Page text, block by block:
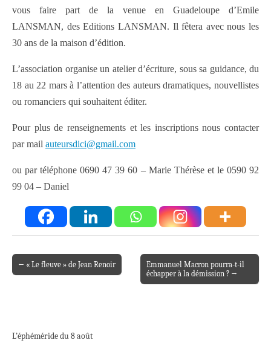
vous faire part de la venue en Guadeloupe d’Emile
LANSMAN, des Editions LANSMAN. Il fêtera avec nous les
30 ans de la maison d’édition.
L’association organise un atelier d’écriture, sous sa guidance, du
18 au 22 mars à l’attention des auteurs dramatiques, nouvellistes
ou romanciers qui souhaitent éditer.
Pour plus de renseignements et les inscriptions nous contacter
par mail auteursdici@gmail.com
ou par téléphone 0690 47 39 60 – Marie Thérèse et le 0590 92
99 04 – Daniel
Post navigation
← « Le fleuve » de Jean Renoir
Emmanuel Macron pourra-t-il
échapper à la démission ? →
L’éphéméride du 8 août